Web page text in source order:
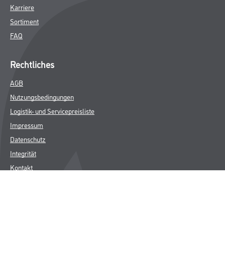
Karriere
Sortiment
FAQ
Rechtliches
AGB
Nutzungsbedingungen
Logistik- und Servicepreisliste
Impressum
Datenschutz
Integrität
Kontakt